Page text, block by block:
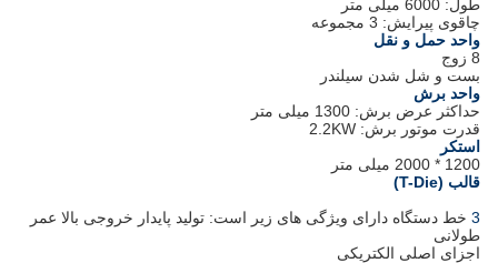
طول: 6000 میلی متر
چاقوی پیرایش: 3 مجموعه
واحد حمل و نقل
8 زوج
بست و شل شدن سیلندر
واحد برش
حداکثر عرض برش: 1300 میلی متر
قدرت موتور برش: 2.2KW
استکر
1200 * 2000 میلی متر
قالب (T-Die)
3 خط دستگاه دارای ویژگی های زیر است: تولید پایدار خروجی بالا عمر
طولانی
اجزای اصلی الکتریکی